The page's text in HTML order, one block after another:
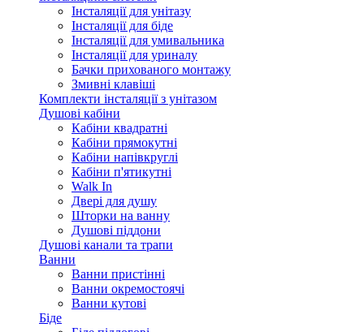
Інсталяції для унітазу
Інсталяції для біде
Інсталяції для умивальника
Інсталяції для уриналу
Бачки прихованого монтажу
Змивні клавіші
Комплекти інсталяції з унітазом
Душові кабіни
Кабіни квадратні
Кабіни прямокутні
Кабіни напівкруглі
Кабіни п'ятикутні
Walk In
Двері для душу
Шторки на ванну
Душові піддони
Душові канали та трапи
Ванни
Ванни пристінні
Ванни окремостоячі
Ванни кутові
Біде